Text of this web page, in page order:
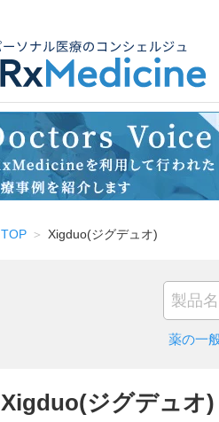
TOP Xigduo(ジグデュオ)
薬の一
Xigduo(ジグデュオ)